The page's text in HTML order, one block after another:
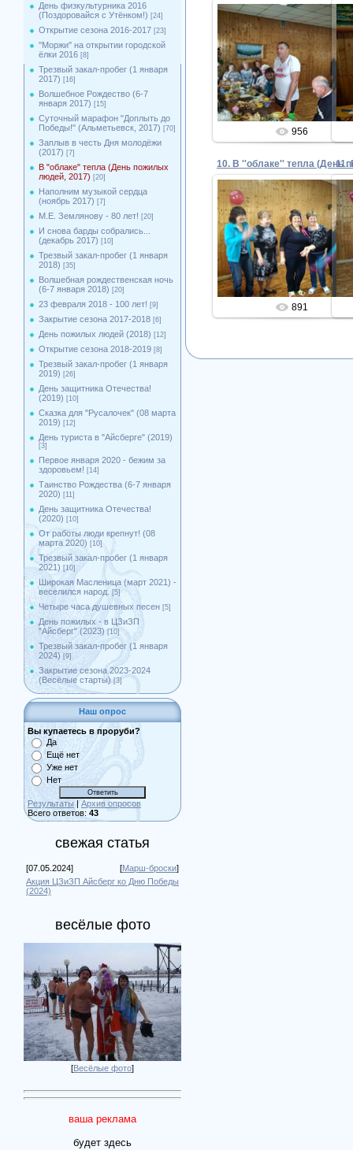
День физкультурника 2016
(Поздоровайся с Утёнком!) [24]
Открытие сезона 2016-2017 [23]
''Моржи'' на открытии городской
ёлки 2016 [8]
Трезвый закал-пробег (1 января
2017) [16]
Волшебное Рождество (6-7
января 2017) [15]
Суточный марафон "Доплыть до
Победы!" (Альметьевск, 2017) [70]
Заплыв в честь Дня молодёжи
(2017) [7]
В "облаке" тепла (День пожилых
людей, 2017) [20]
Наполним музыкой сердца
(ноябрь 2017) [7]
М.Е. Землянову - 80 лет! [20]
И снова барды собрались...
(декабрь 2017) [10]
Трезвый закал-пробег (1 января
2018) [35]
Волшебная рождественская ночь
(6-7 января 2018) [20]
23 февраля 2018 - 100 лет! [9]
Закрытие сезона 2017-2018 [6]
День пожилых людей (2018) [12]
Открытие сезона 2018-2019 [8]
Трезвый закал-пробег (1 января
2019) [26]
День защитника Отечества!
(2019) [10]
Сказка для "Русалочек" (08 марта
2019) [12]
День туриста в "Айсберге" (2019)
[3]
Первое января 2020 - бежим за
здоровьем! [14]
Таинство Рождества (6-7 января
2020) [11]
День защитника Отечества!
(2020) [10]
От работы люди крепнут! (08
марта 2020) [10]
Трезвый закал-пробег (1 января
2021) [10]
Широкая Масленица (март 2021) -
веселился народ.
[5]
Четыре часа душевных песен [5]
День пожилых - в ЦЗиЗП
"Айсберг" (2023) [10]
Трезвый закал-пробег (1 января
2024) [9]
Закрытие сезона 2023-2024
(Весёлые старты) [3]
Наш опрос
Вы купаетесь в проруби?
Да
Ещё нет
Уже нет
Нет
Результаты | Архив опросов
Всего ответов: 43
свежая статья
[07.05.2024] [Марш-броски]
Акция ЦЗиЗП Айсберг ко Дню Победы
(2024)
весёлые фото
[Весёлые фото]
ваша реклама
будет здесь
02.10.2017
Admin
956
02.10.2017
Admin
891